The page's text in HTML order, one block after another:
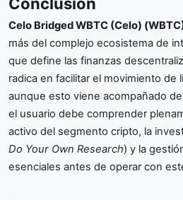
Celo Bridged WBTC (Celo)
más del complejo ecosistema de
que define las finanzas
radica en facilitar el movimiento de
aunque esto viene acompañado
el usuario debe comprender
activo del segmento cripto, la
Do Your Own Research) y la
esenciales antes de operar con